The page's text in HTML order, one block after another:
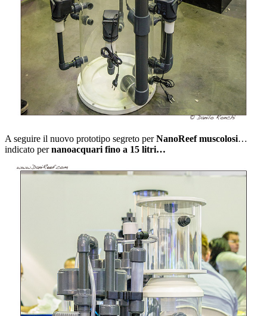
A seguire il nuovo prototipo segreto perNanoReef muscolosi…
indicato pernanoacquari fino a 15 litri…